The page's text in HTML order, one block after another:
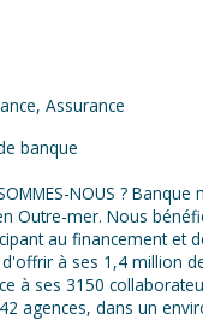
Assurance
banque
NOUS ?
Outre-mer. Nous
au financement et
d'offrir à ses 1,4 million
à ses 3150
agences, dans un